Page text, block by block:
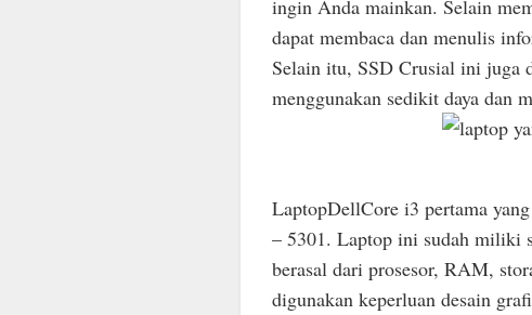
ingin Anda mainkan. Selain
dapat membaca dan menulis
Selain itu, SSD Crusial ini juga
menggunakan sedikit daya dan
LaptopDellCore i3 pertama
– 5301. Laptop ini sudah miliki
berasal dari prosesor, RAM,
digunakan keperluan desain